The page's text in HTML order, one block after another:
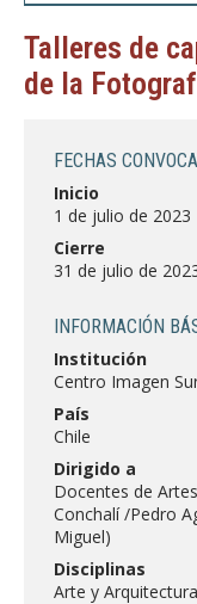
Estudiantes
Académicas/os
Talleres de
de la
FECHAS
Inicio
1 de julio de 2023
Cierre
31 de julio de
INFORMACIÓN
Institución
Centro Imagen
País
Chile
Dirigido a
Docentes de
Conchalí /Pedro
Miguel)
Disciplinas
Arte y Arquitectura